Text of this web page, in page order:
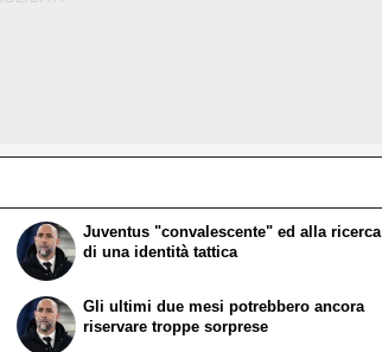
Juventus "convalescente" ed alla ricerca
di una identità tattica
Gli ultimi due mesi potrebbero ancora
riservare troppe sorprese